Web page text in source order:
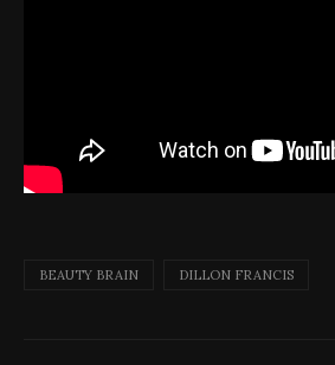
BEAUTY BRAIN DILLON FRANCIS